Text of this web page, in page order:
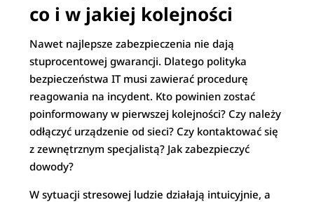
co i w jakiej kolejności
Nawet najlepsze zabezpieczenia nie dają
stuprocentowej gwarancji. Dlatego polityka
bezpieczeństwa IT musi zawierać procedurę
reagowania na incydent. Kto powinien zostać
poinformowany w pierwszej kolejności? Czy należy
odłączyć urządzenie od sieci? Czy kontaktować się
z zewnętrznym specjalistą? Jak zabezpieczyć
dowody?
W sytuacji stresowej ludzie działają intuicyjnie, a